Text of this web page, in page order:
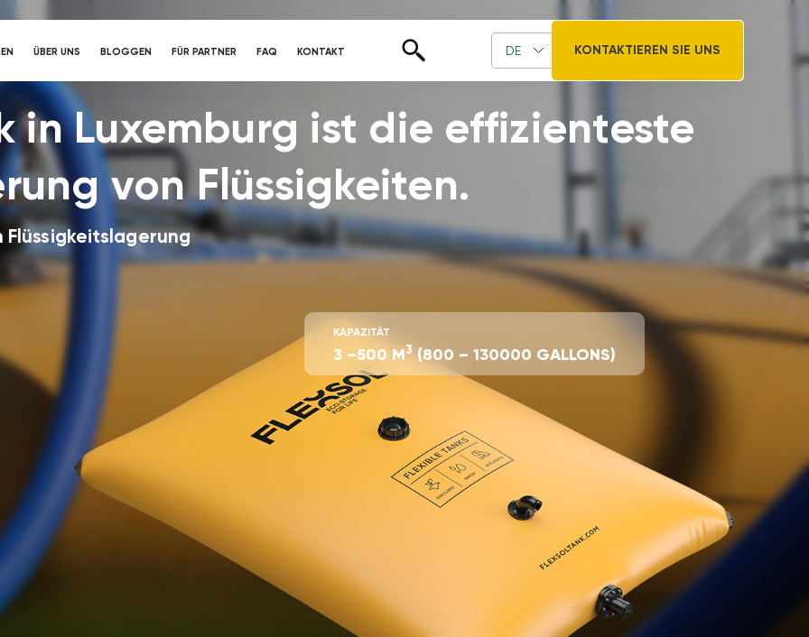
DE
ÜBER UNS BLOGGEN FÜR PARTNER FAQ KONTAKT KONTAKTIEREN SIE UNS
in Luxemburg ist die effizienteste
von Flüssigkeiten.
KAPAZITÄT
3 –500 М3 (800 – 130000 GALLONS)